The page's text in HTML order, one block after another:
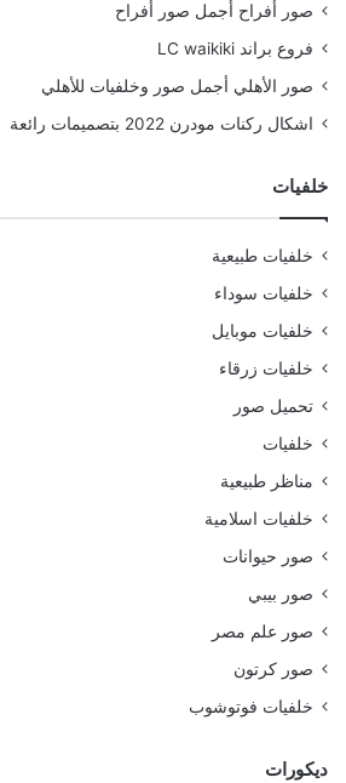
صور أفراح أجمل صور أفراح
فروع براند LC waikiki
صور الأهلي أجمل صور وخلفيات للأهلي
اشكال ركنات مودرن 2022 بتصميمات رائعة
خلفيات
خلفيات طبيعية
خلفيات سوداء
خلفيات موبايل
خلفيات زرقاء
تحميل صور
خلفيات
مناظر طبيعية
خلفيات اسلامية
صور حيوانات
صور بيبي
صور علم مصر
صور كرتون
خلفيات فوتوشوب
ديكورات